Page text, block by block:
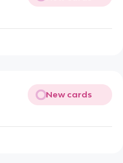
New cards